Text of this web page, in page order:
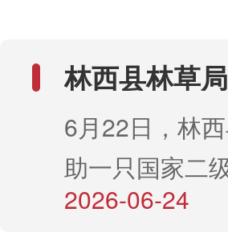
板，以点带面
升。创新治理
源”依托“三北
广以工代赈模
生态画卷，得
态保护摆在突
桥治沙林场持
修复，严格执
为确保受伤野
统化救治，7
将这只燕隼安
站进行养护观
进“双随机、一
苗“入口关”。
治区级抽检40
苗批，旗县区
林西县林草
6月22日，林
助一只国家二
——雕鸮。这
2026-06-24